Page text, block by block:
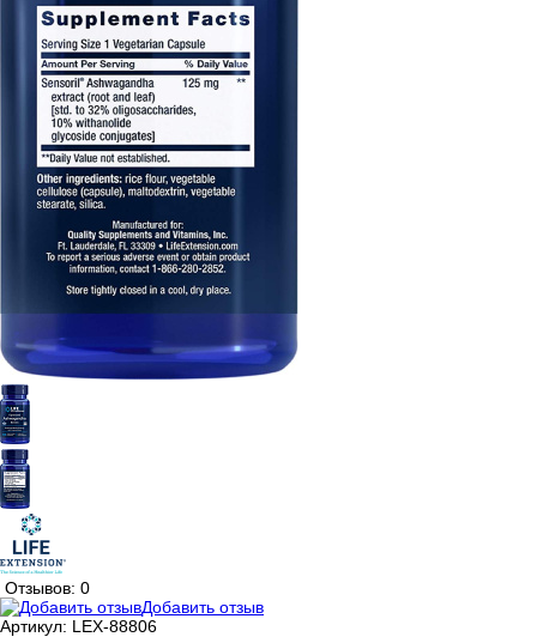
Отзывов: 0
Добавить отзыв
Артикул: LEX-88806